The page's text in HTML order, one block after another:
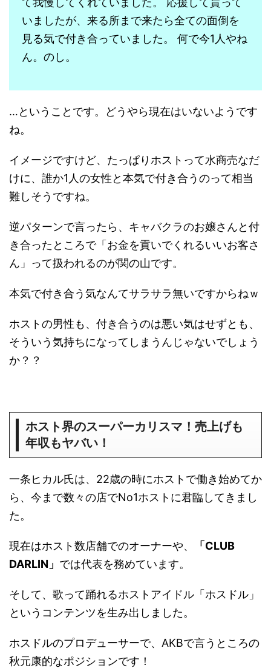
いましたが、来る所まで来たら全ての面倒を
見る気で付き合っていました。 何で今1人やね
ん。のし。
…ということです。どうやら現在はいないようです
ね。
イメージですけど、たっぱりホストって水商売なだ
けに、誰か1人の女性と本気で付き合うのって相当
難しそうですね。
逆パターンで言ったら、キャバクラのお嬢さんと付
き合ったところで「お金を貢いでくれるいいお客さ
ん」って扱われるのが関の山です。
本気で付き合う気なんてサラサラ無いですからねｗ
ホストの男性も、付き合うのは悪い気はせずとも、
そういう気持ちになってしまうんじゃないでしょう
か？？
ホスト界のスーパーカリスマ！売上げも
年収もヤバい！
一条ヒカル氏は、22歳の時にホストで働き始めてか
ら、今まで数々の店でNo1ホストに君臨してきまし
た。
現在はホスト数店舗でのオーナーや、
「CLUB
DARLIN」 では代表を務めています。
そして、歌って踊れるホストアイドル「ホスドル」
というコンテンツを生み出しました。
ホスドルのプロデューサーで、AKBで言うところの
秋元康的なポジションです！